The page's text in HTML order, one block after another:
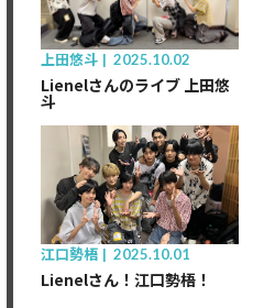
上田悠斗 2025.10.02
Lienelさんのライブ 上田悠
斗
江口勢梧 2025.10.01
Lienelさん！江口勢梧！